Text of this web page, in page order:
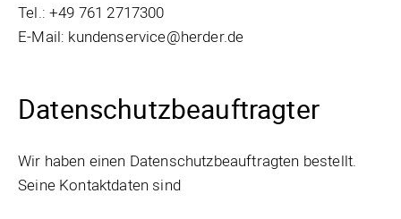
Tel.: +49 761 2717300
E-Mail: kundenservice@herder.de
Datenschutzbeauftragter
Wir haben einen Datenschutzbeauftragten bestellt.
Seine Kontaktdaten sind